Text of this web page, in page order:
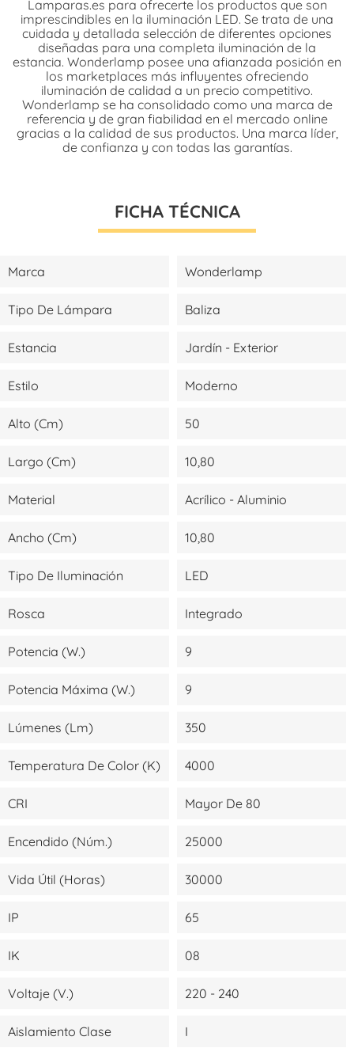
Lamparas.es para ofrecerte los productos que son
imprescindibles en la iluminación LED. Se trata de una
cuidada y detallada selección de diferentes opciones
diseñadas para una completa iluminación de la
estancia. Wonderlamp posee una afianzada posición en
los marketplaces más influyentes ofreciendo
iluminación de calidad a un precio competitivo.
Wonderlamp se ha consolidado como una marca de
referencia y de gran fiabilidad en el mercado online
gracias a la calidad de sus productos. Una marca líder,
de confianza y con todas las garantías.
FICHA TÉCNICA
Marca Wonderlamp
Tipo De Lámpara Baliza
Estancia Jardín - Exterior
Estilo Moderno
Alto (cm) 50
Largo (cm) 10,80
Material Acrílico - Aluminio
Ancho (cm) 10,80
Tipo De Iluminación LED
Rosca Integrado
Potencia (W.) 9
Potencia Máxima (W.) 9
Lúmenes (lm) 350
Temperatura De Color (K) 4000
CRI Mayor De 80
Encendido (Núm.) 25000
Vida Útil (Horas) 30000
IP 65
IK 08
Voltaje (V.) 220 - 240
Aislamiento Clase I